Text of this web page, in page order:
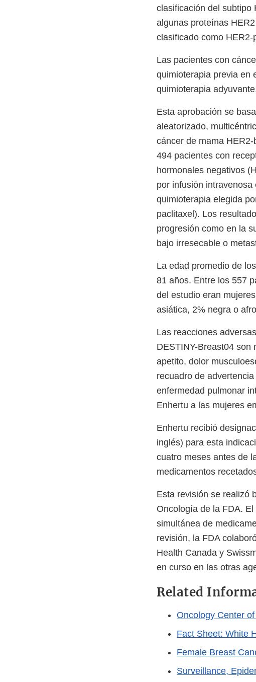
clasificación del subtipo
algunas proteínas
clasificado como HER2-
Las pacientes con
quimioterapia previa en
quimioterapia
Esta aprobación se
aleatorizado,
cáncer de mama
494 pacientes con
hormonales negativos
por infusión
quimioterapia elegida
paclitaxel). Los
progresión como en la
bajo irresecable o
La edad promedio de
81 años. Entre los 557
del estudio eran
asiática, 2% negra o
Las reacciones
DESTINY-Breast04 son
apetito, dolor
recuadro de
enfermedad pulmonar
Enhertu a las mujeres
Enhertu recibió
inglés) para esta
cuatro meses antes de
medicamentos
Esta revisión se realizó
Oncología de la FDA.
simultánea de
revisión, la FDA
Health Canada y
en curso en las otras
Related
Oncology Center
Fact Sheet: White
Female Breast
Surveillance,